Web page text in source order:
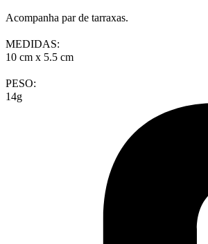
Acompanha par de tarraxas.
MEDIDAS:
10 cm x 5.5 cm
PESO:
14g